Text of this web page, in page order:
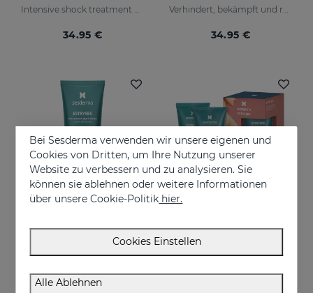
Intensive shock treatment of stretch marks shock (pearly white).
34.95 €
Verhindert, bekämpft und repariert Dehnungsstreifen, die durch Schwangerschaft, Stillzeit, Fettleibigkeit, Ernährung, Wachstumsperioden (Pubertät), Sport usw. verursacht werden.
34.95 €
In den Warenkorb
ESTRYSES Anti-Dehnungsstreifen-Lotion
Lotion zur Vorbeugung und Verbesserung von Dehnungsstreifen
ESTRYSES Duplo
Verhindert und verbessert Dehnungsstreifen
Bei Sesderma verwenden wir unsere eigenen und
Cookies von Dritten, um Ihre Nutzung unserer
Website zu verbessern und zu analysieren. Sie
können sie ablehnen oder weitere Informationen
über unsere Cookie-Politik hier.
Cookies Einstellen
Alle Ablehnen